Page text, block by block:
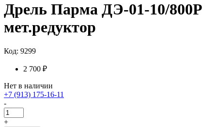
Дрель Парма ДЭ-01-10/800Р
мет.редуктор
Код: 9299
2 700 ₽
Нет в наличии
+7 (913) 175-16-11
-
+